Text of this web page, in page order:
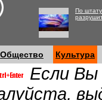
По
Общество Культура
Если Вы